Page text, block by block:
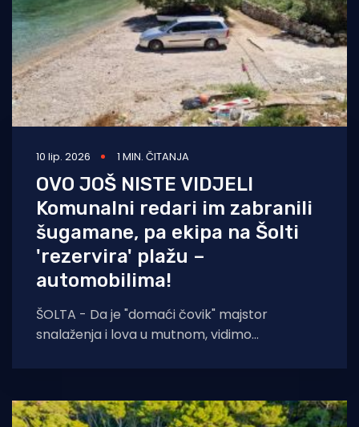
10 lip. 2026 1 MIN. ČITANJA
OVO JOŠ NISTE VIDJELI
Komunalni redari im zabranili
šugamane, pa ekipa na Šolti
'rezervira' plažu –
automobilima!
ŠOLTA - Da je "domaći čovik" majstor
snalaženja i lova u mutnom, vidimo
reda. Uvijek